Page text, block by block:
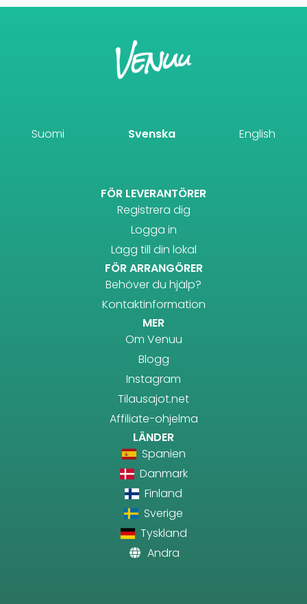
Suomi Svenska English
FÖR LEVERANTÖRER
Registrera dig
Logga in
Lägg till din lokal
FÖR ARRANGÖRER
Behöver du hjälp?
Kontaktinformation
MER
Om Venuu
Blogg
Instagram
Tilausajot.net
Affiliate-ohjelma
LÄNDER
Spanien
Danmark
Finland
Sverige
Tyskland
Andra